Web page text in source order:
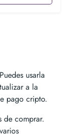
usarla
a la
pago cripto.
de comprar.